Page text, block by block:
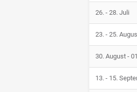
26. - 28. Juli
23. - 25.
30. August -
13. - 15.